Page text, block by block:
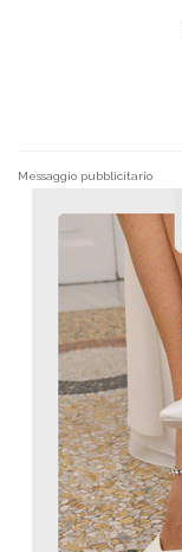
Messaggio pubblicitario